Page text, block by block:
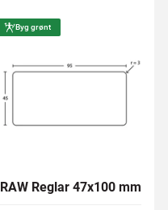
Byg grønt
RAW Reglar 47x100 mm